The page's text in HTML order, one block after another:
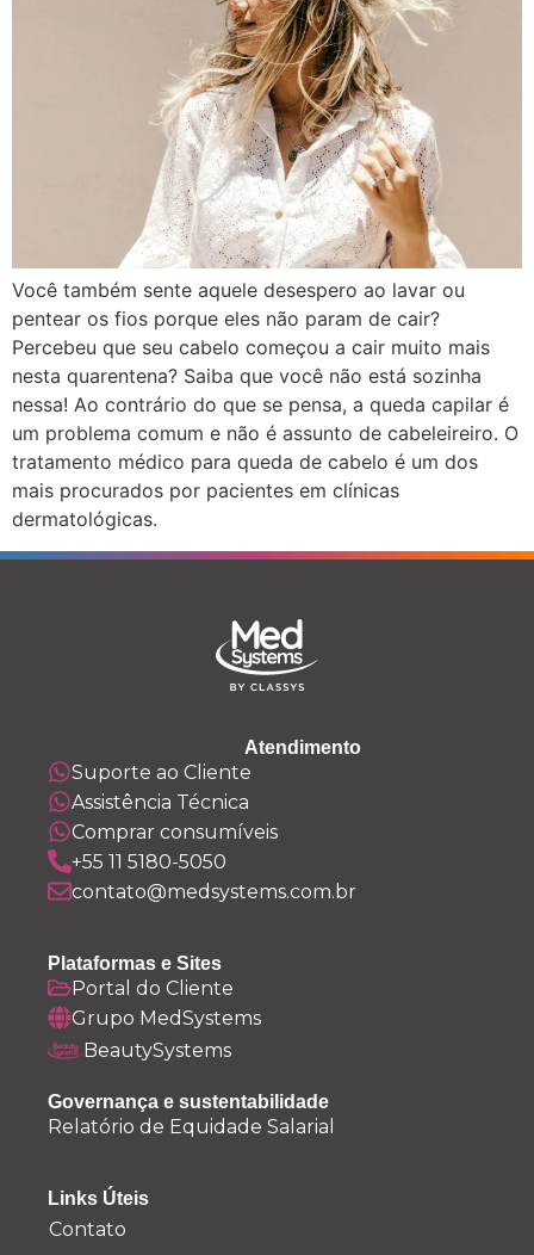
Você também sente aquele desespero ao lavar ou
pentear os fios porque eles não param de cair?
Percebeu que seu cabelo começou a cair muito mais
nesta quarentena? Saiba que você não está sozinha
nessa! Ao contrário do que se pensa, a queda capilar é
um problema comum e não é assunto de cabeleireiro. O
tratamento médico para queda de cabelo é um dos
mais procurados por pacientes em clínicas
dermatológicas.
Atendimento
Suporte ao Cliente
Assistência Técnica
Comprar consumíveis
+55 11 5180-5050
contato@medsystems.com.br
Plataformas e Sites
Portal do Cliente
Grupo MedSystems
BeautySystems
Governança e sustentabilidade
Relatório de Equidade Salarial
Links Úteis
Contato